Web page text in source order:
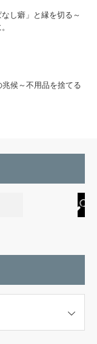
し癖」と縁を切る～
候～不用品を捨てる